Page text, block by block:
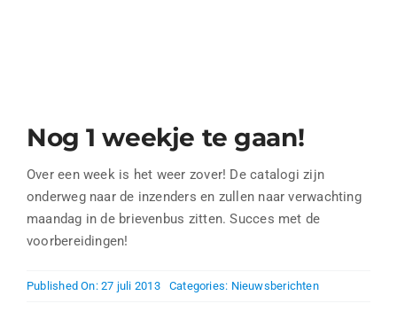
Sponsoren
Nieuwsberichten
Contact
Nog 1 weekje te gaan!
Over een week is het weer zover! De catalogi zijn
onderweg naar de inzenders en zullen naar verwachting
maandag in de brievenbus zitten. Succes met de
voorbereidingen!
Published On: 27 juli 2013 Categories: Nieuwsberichten